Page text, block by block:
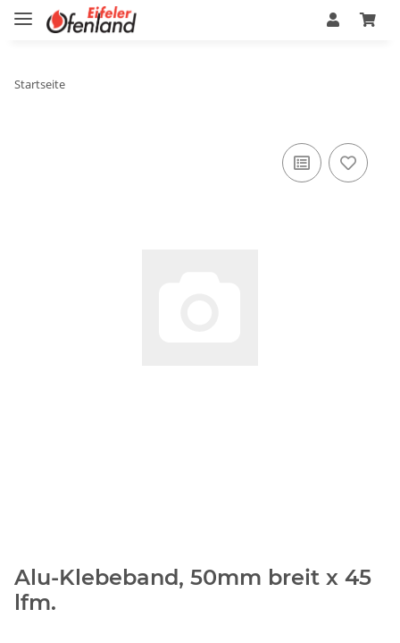
Startseite
Alu-Klebeband, 50mm breit x 45
lfm.